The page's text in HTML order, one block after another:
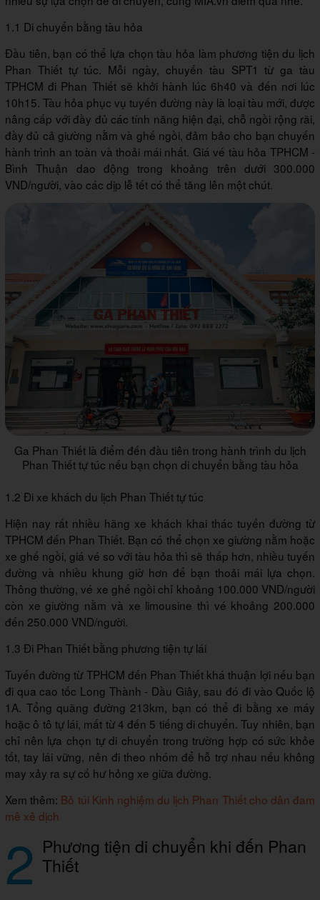
1.1 Di chuyển bằng tàu hỏa
Đầu tiên, bạn có thể lựa chọn tàu hỏa làm phương tiện du lịch
Phan Thiết tự túc. Mỗi ngày, chuyến tàu SPT1 từ ga tàu
TPHCM đi Phan Thiết sẽ khởi hành lúc 6h40 và đến nơi lúc
10h15. Tàu hỏa phục vụ tuyến đường này là loại tàu mới, được
nâng cấp với đầy đủ các tính năng hiện đại, chỗ ngồi rộng rãi,
đầy đủ cả giường nằm và ghế ngồi, đảm bảo cho bạn chuyến
hành trình an toàn và thoải mái nhất. Giá vé tàu hỏa TPHCM -
Bình Thuận dao động trong khoảng trên dưới 300.000
VND/người, vào các dịp lễ tết có thể tăng lên một chút.
Ga Phan Thiết là điểm đến đầu tiên trong hành trình du lịch
Phan Thiết tự túc nếu bạn chọn di chuyển bằng tàu hỏa
1.2 Đi xe khách du lịch Phan Thiết tự túc
Hiện nay rất nhiều hãng xe khách khai thác tuyến đường từ
TPHCM đến Phan Thiết. Bạn có thể chọn xe giường nằm hoặc
xe ghế ngồi, giá vé so với tàu hỏa thì sẽ thấp hơn, nhiều tuyến
đường và nhiều khung giờ hơn để bạn thoải mái lựa chọn.
Thông thường, vé xe ghế ngồi chỉ khoảng 100.000 VND/người
còn xe giường nằm và xe limousine thì vé khoảng 200.000
đến 250.000 VND/người.
1.3 Đi Phan Thiết bằng phương tiện tự lái
Tuyến đường từ TPHCM đến Phan Thiết khá thuận lợi nếu bạn
đi qua cao tốc Long Thành - Dầu Giây, sau đó đi vào Quốc lộ
1A. Tổng quãng đường 213km, bạn có thể đi bằng xe máy
hoặc ô tô tự lái, mất từ 4 đến 5 tiếng di chuyển. Tuy nhiên, bạn
chỉ nên lựa chọn tự di chuyển trong trường hợp có sức khỏe
tốt, tay lái vững, nên đi theo nhóm để hỗ trợ nhau nếu không
may xảy ra sự cố hư hỏng xe giữa đường.
Xem thêm: Bỏ túi Kinh nghiệm du lịch Phan Thiết cho dân đam
mê xê dịch
2 Phương tiện di chuyển khi đến Phan
Thiết